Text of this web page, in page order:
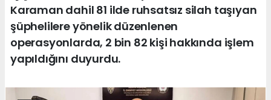
Karaman dahil 81 ilde ruhsatsız silah taşıyan
şüphelilere yönelik düzenlenen
operasyonlarda, 2 bin 82 kişi hakkında işlem
yapıldığını duyurdu.